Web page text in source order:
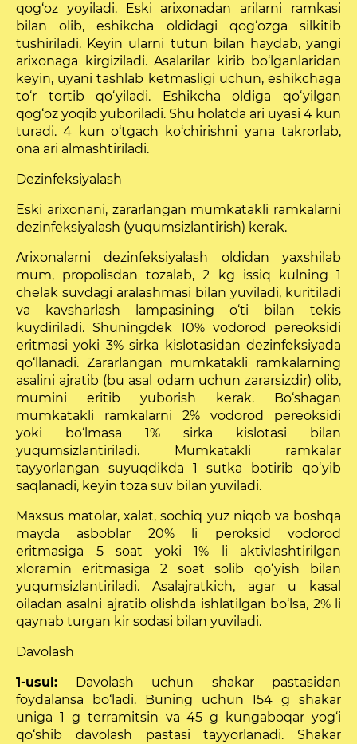
qog‘oz yoyiladi. Eski arixonadan arilarni ramkasi
bilan olib, eshikcha oldidagi qog‘ozga silkitib
tushiriladi. Keyin ularni tutun bilan haydab, yangi
arixona­ga kirgiziladi. Asalarilar kirib bo‘lganlaridan
ke­yin, uyani tashlab ketmasligi uchun, eshikchaga
to‘r tortib qo‘yiladi. Eshikcha oldiga qo‘yilgan
qog‘oz yoqib yuboriladi. Shu holatda ari uyasi 4 kun
turadi. 4 kun o‘tgach ko‘chirishni yana takrorlab,
ona ari almashtiriladi.
Dezinfeksiyalash
Eski arixonani, zararlangan mumkatakli ramkalarni
dezinfeksiyalash (yuqumsizlantirish) kerak.
Arixonalarni dezinfeksiyalash oldidan yaxshilab
mum, propolisdan tozalab, 2 kg issiq kulning 1
chelak suvdagi aralashmasi bilan yuviladi, kuritiladi
va kavsharlash lampasining o‘ti bilan tekis
kuydiriladi. Shuningdek 10% vodorod pereoksidi
eritmasi yoki 3% sirka kislotasidan dezinfeksiyada
qo‘llanadi. Zarar­langan mumkatakli ramkalarning
asalini ajratib (bu asal odam uchun zararsizdir) olib,
mumini eritib yuborish kerak. Bo‘shagan
mumkatakli ramkalarni 2% vodo­rod pereoksidi
yoki bo‘lmasa 1% sirka kislotasi bilan
yuqumsizlantiriladi. Mumkatakli ramkalar
tayyorlangan suyuqdikda 1 sutka botirib qo‘yib
saqlanadi, keyin toza suv bilan yuviladi.
Maxsus matolar, xalat, sochiq yuz niqob va boshqa
mayda asboblar 20% li peroksid vodorod
eritmasiga 5 soat yoki 1% li aktivlashtirilgan
xloramin eritmasiga 2 soat solib qo‘yish bilan
yuqumsizlantiriladi. Asalajratkich, agar u kasal
oiladan asalni ajratib olishda ishlatilgan bo‘lsa, 2% li
qaynab turgan kir sodasi bilan yuviladi.
Davolash
1-usul: Davolash uchun shakar pastasidan
foydalansa bo‘ladi. Buning uchun 154 g shakar
uniga 1 g terramitsin va 45 g kungaboqar yog‘i
qo‘shib davolash pastasi tayyorlanadi. Shakar